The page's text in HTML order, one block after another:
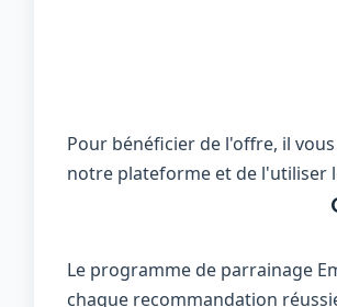
Pour bénéficier de l'offre, il
notre plateforme et de l'utiliser
Le programme de parrainage
chaque recommandation